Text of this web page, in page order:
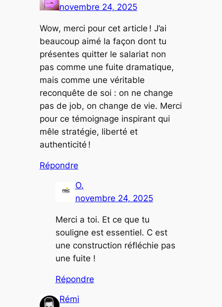
novembre 24, 2025
Wow, merci pour cet article ! J’ai
beaucoup aimé la façon dont tu
présentes quitter le salariat non
pas comme une fuite dramatique,
mais comme une véritable
reconquête de soi : on ne change
pas de job, on change de vie. Merci
pour ce témoignage inspirant qui
mêle stratégie, liberté et
authenticité !
Répondre
O.
novembre 24, 2025
Merci a toi. Et ce que tu
souligne est essentiel. C est
une construction réfléchie pas
une fuite !
Répondre
Rémi